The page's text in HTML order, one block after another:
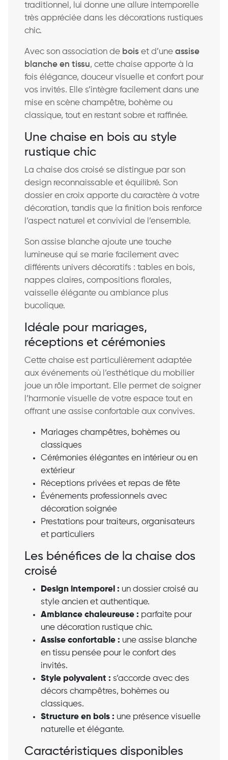
traditionnel, lui donne une allure intemporelle
très appréciée dans les décorations rustiques
chic.
Avec son association de bois et d’une assise
blanche en tissu, cette chaise apporte à la
fois élégance, douceur visuelle et confort pour
vos invités. Elle s’intègre facilement dans une
mise en scène champêtre, bohème ou
classique, tout en restant sobre et raffinée.
Une chaise en bois au style
rustique chic
La chaise dos croisé se distingue par son
design reconnaissable et équilibré. Son
dossier en croix apporte du caractère à votre
décoration, tandis que la finition bois renforce
l’aspect naturel et convivial de l’ensemble.
Son assise blanche ajoute une touche
lumineuse qui se marie facilement avec
différents univers décoratifs : tables en bois,
nappes claires, compositions florales,
vaisselle élégante ou ambiance plus
bucolique.
Idéale pour mariages,
réceptions et cérémonies
Cette chaise est particulièrement adaptée
aux événements où l’esthétique du mobilier
joue un rôle important. Elle permet de soigner
l’harmonie visuelle de votre espace tout en
offrant une assise confortable aux convives.
Mariages champêtres, bohèmes ou
classiques
Cérémonies élégantes en intérieur ou en
extérieur
Réceptions privées et repas de fête
Événements professionnels avec
décoration soignée
Prestations pour traiteurs, organisateurs
et particuliers
Les bénéfices de la chaise dos
croisé
Design intemporel : un dossier croisé au
style ancien et authentique.
Ambiance chaleureuse : parfaite pour
une décoration rustique chic.
Assise confortable : une assise blanche
en tissu pensée pour le confort des
invités.
Style polyvalent : s’accorde avec des
décors champêtres, bohèmes ou
classiques.
Structure en bois : une présence visuelle
naturelle et élégante.
Caractéristiques disponibles